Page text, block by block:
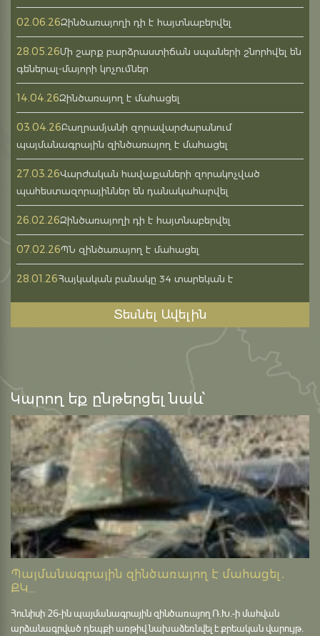
02.06.26Զինծառայողի դի է հայտնաբերվել
28.05.26Մի շարք բարձրաստիճան սպաների շնորհվել են
գեներալ-մայորի կոչումներ
14.04.26Զինծառայող է մահացել
03.04.26Բաղրամյանի զորավարժարանում
պայմանագրային զինծառայող է մահացել
27.03.26Վարժական հավաքաների զորակոչված
պահեստազորայիններ են դանակահարվել
26.02.26Զինծառայողի դի է հայտնաբերվել
07.02.26ՊՆ զինծառայող է մահացել
28.01.26Հայկական բանակը 34 տարեկան է
Տեսնել Ավելին
Կարող եք ընթերցել նաև՝
Պայմանագրային զինծառայող է մահացել․
ՔԿ...
Հունիսի 26-ին պայմանագրային զինծառայող Ռ.Խ.-ի մահվան
արձանագրված դեպքի առթիվ նախաձեռնվել է քրեական վարույթ․